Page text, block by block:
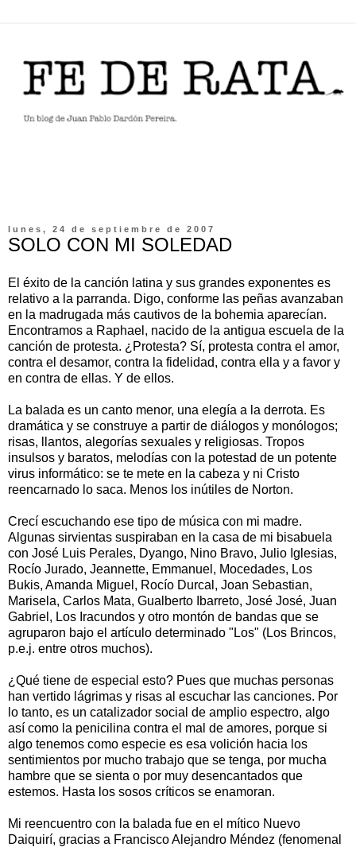
lunes, 24 de septiembre de 2007
SOLO CON MI SOLEDAD
El éxito de la canción latina y sus grandes exponentes es
relativo a la parranda. Digo, conforme las peñas avanzaban
en la madrugada más cautivos de la bohemia aparecían.
Encontramos a Raphael, nacido de la antigua escuela de la
canción de protesta. ¿Protesta? Sí, protesta contra el amor,
contra el desamor, contra la fidelidad, contra ella y a favor y
en contra de ellas. Y de ellos.
La balada es un canto menor, una elegía a la derrota. Es
dramática y se construye a partir de diálogos y monólogos;
risas, llantos, alegorías sexuales y religiosas. Tropos
insulsos y baratos, melodías con la potestad de un potente
virus informático: se te mete en la cabeza y ni Cristo
reencarnado lo saca. Menos los inútiles de Norton.
Crecí escuchando ese tipo de música con mi madre.
Algunas sirvientas suspiraban en la casa de mi bisabuela
con José Luis Perales, Dyango, Nino Bravo, Julio Iglesias,
Rocío Jurado, Jeannette, Emmanuel, Mocedades, Los
Bukis, Amanda Miguel, Rocío Durcal, Joan Sebastian,
Marisela, Carlos Mata, Gualberto Ibarreto, José José, Juan
Gabriel, Los Iracundos y otro montón de bandas que se
agruparon bajo el artículo determinado "Los" (Los Brincos,
p.e.j. entre otros muchos).
¿Qué tiene de especial esto? Pues que muchas personas
han vertido lágrimas y risas al escuchar las canciones. Por
lo tanto, es un catalizador social de amplio espectro, algo
así como la penicilina contra el mal de amores, porque si
algo tenemos como especie es esa volición hacia los
sentimientos por mucho trabajo que se tenga, por mucha
hambre que se sienta o por muy desencantados que
estemos. Hasta los sosos críticos se enamoran.
Mi reencuentro con la balada fue en el mítico Nuevo
Daiquirí, gracias a Francisco Alejandro Méndez (fenomenal